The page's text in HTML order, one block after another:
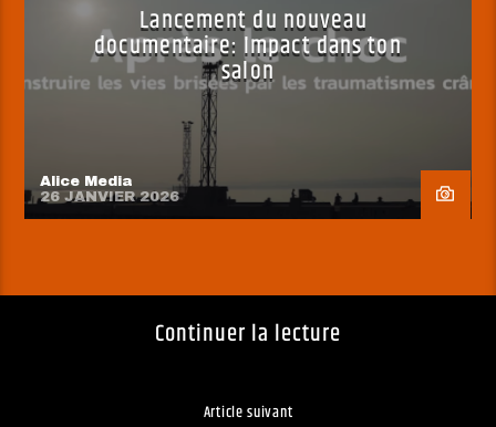
Lancement du nouveau
documentaire: Impact dans ton
salon
Alice Media
26 JANVIER 2026
Continuer la lecture
Article suivant